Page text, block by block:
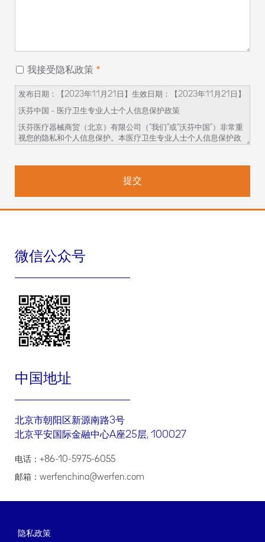
我接受隐私政策
发布日期：【2023年11 月 21 日】生效日期：【2023年11 月 21 日】
沃芬中国 – 医疗卫生专业人士个人信息保护政策
沃芬医疗器械商贸（北京）有限公司（“我们”或“沃芬中国”）非常重
视您的隐私和个人信息保护。本医疗卫生专业人士个人信息保护政
在您开始参与相关的学术活动前，请务必仔细阅读并透彻理解本政
。如对本政策内容有任何疑问、意见或建议，您可通过本政策提
供的联系方式与我们联系。
码、医疗机构、科室、城市、邮政编码、您的具体问题和请求，用
与您进行产品需求的联络
我们如何共享、转让、公开披露、委托处理您的个人信息
协助或代表我们为您提供本政策项下的相关服务。我们仅会出于本
供服务所需信息，且我们将会通过协议要求其不得将此信息用于其
他用途，其将单独征得您的同意。
共享
为实现本政策所述的个人信息处理目的，我们可能会与我们的关联
公司共享我们基于本政策收集和处理的您的个人信息。您可以联系
我们获取您的个人信息接收方详情（包括接收方的名称、联系方
我们不会将您的个人信息转让给任何公司、组织和个人，但以下情
微信公众号
中国地址
北京市朝阳区新源南路3号
北京平安国际金融中心A座25层, 100027
电话：+86-10-5975-6055
邮箱：werfenchina@werfen.com
隐私政策